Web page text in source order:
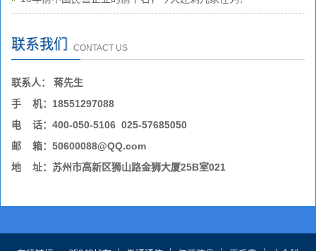
联系我们 CONTACT US
联系人： 蒋先生
手 机：18551297088
电 话：400-050-5106 025-57685050
邮 箱：50600088@QQ.com
地 址：苏州市高新区狮山路金狮大厦25B室021